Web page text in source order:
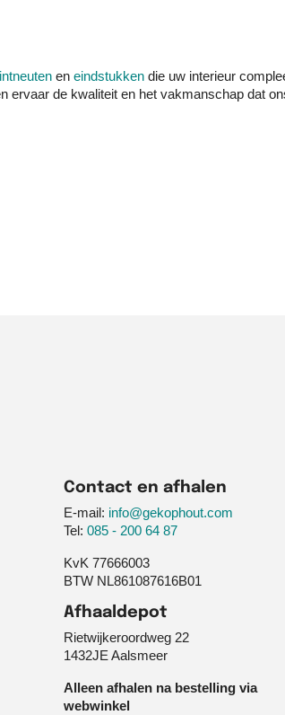
en eindstukken die uw interieur
ervaar de kwaliteit en het vakmanschap dat
Contact en afhalen
E-mail: info@gekophout.com
Tel: 085 - 200 64 87
KvK 77666003
BTW NL861087616B01
Afhaaldepot
Rietwijkeroordweg 22
1432JE Aalsmeer
Alleen afhalen na bestelling via
webwinkel